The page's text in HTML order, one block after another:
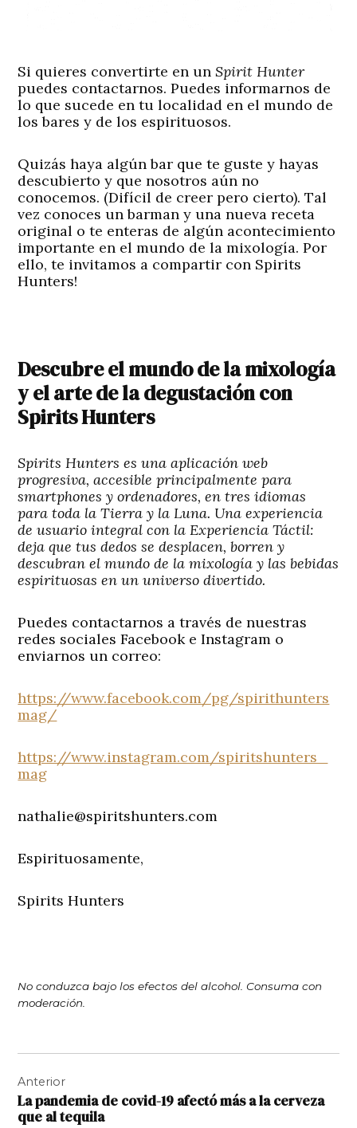
Si quieres convertirte en unSpirit Hunter
puedes contactarnos. Puedes informarnos de
lo que sucede en tu localidad en el mundo de
los bares y de los espirituosos.
Quizás haya algún bar que te guste y hayas
descubierto y que nosotros aún no
conocemos. (Difícil de creer pero cierto). Tal
vez conoces un barman y una nueva receta
original o te enteras de algún acontecimiento
importante en el mundo de la mixología. Por
ello, te invitamos a compartir con Spirits
Hunters!
Descubre el mundo de la mixología
y el arte de la degustación con
Spirits Hunters
Spirits Hunters es una aplicación web
progresiva, accesible principalmente para
smartphones y ordenadores, en tres idiomas
para toda la Tierra y la Luna. Una experiencia
de usuario integral con la Experiencia Táctil:
deja que tus dedos se desplacen, borren y
descubran el mundo de la mixología y las bebidas
espirituosas en un universo divertido.
Puedes contactarnos a través de nuestras
redes sociales Facebook e Instagram o
enviarnos un correo:
https://www.facebook.com/pg/spirithunters
mag/
https://www.instagram.com/spiritshunters_
mag
nathalie@spiritshunters.com
Espirituosamente,
Spirits Hunters
No conduzca bajo los efectos del alcohol. Consuma con
moderación.
de
entradas
Anterior
La pandemia de covid-19 afectó más a la cerveza
que al tequila